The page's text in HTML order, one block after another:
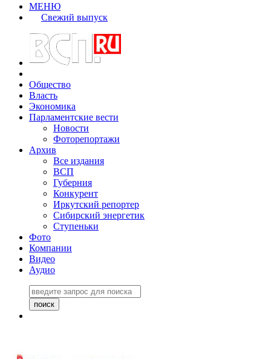
МЕНЮ
Свежий выпуск
Общество
Власть
Экономика
Парламентские вести
Новости
Фоторепортажи
Архив
Все издания
ВСП
Губерния
Конкурент
Иркутский репортер
Сибирский энергетик
Ступеньки
Фото
Компании
Видео
Аудио